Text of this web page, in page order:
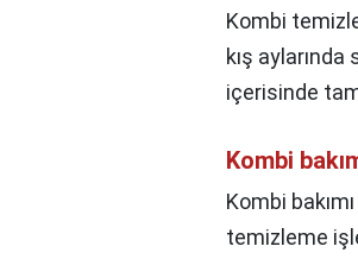
Kombi
kış
içerisinde
Kombi
Kombi
temizleme